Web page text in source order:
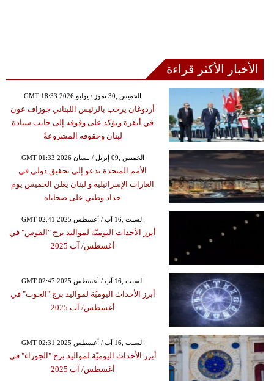
الأخبار الأكثر قراءة
GMT 18:33 2026 الخميس ,30 تموز / يوليو
أردوغان يرحب بالرئيس اللبناني جوزاف عون
في أنقرة ويؤكد على وقوفه إلى جانب سيادة
لبنان وحقوقه المشروعةً
GMT 01:33 2026 الخميس ,09 إبريل / نيسان
الأمم المتحدة تدعو إلى تحقيق دولي في
الغارات الإسرائيلية و لبنان يعلن الخميس يوم
حداد وطني على ضحاياه
GMT 02:41 2025 السبت ,16 آب / أغسطس
أبرز الأحداث اليوميّة لمواليد برج "القوس" في
أغسطس/ آب 2025
GMT 02:47 2025 السبت ,16 آب / أغسطس
أبرز الأحداث اليوميّة لمواليد برج "الحوت" في
أغسطس/ آب 2025
GMT 02:31 2025 السبت ,16 آب / أغسطس
أبرز الأحداث اليوميّة لمواليد برج "الجوزاء" في
أغسطس/ آب 2025